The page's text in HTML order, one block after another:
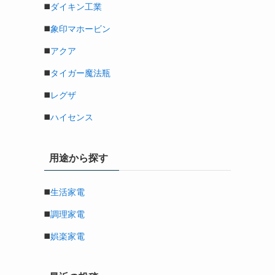
◼️ダイキン工業
◼️象印マホービン
◼️アクア
◼️タイガー魔法瓶
◼️レグザ
◼️ハイセンス
用途から探す
◼️生活家電
◼️調理家電
◼️娯楽家電